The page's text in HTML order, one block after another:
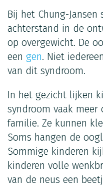
Bij het Chung-Jansen
achterstand in de
op overgewicht. De
een gen. Niet
van dit syndroom.
In het gezicht lijken
syndroom vaak
familie. Ze kunnen
Soms hangen de
Sommige kinderen
kinderen volle
van de neus een